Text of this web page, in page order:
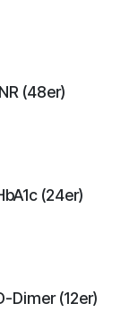
(48er)
(24er)
Dimer (12er)